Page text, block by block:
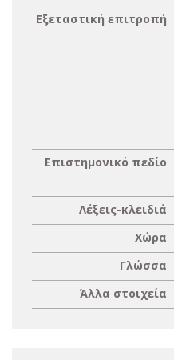
Εξεταστική επιτροπή
Επιστημονικό πεδίο
Λέξεις-κλειδιά
Χώρα
Γλώσσα
Άλλα στοιχεία